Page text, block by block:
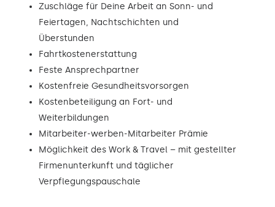
Zuschläge für Deine Arbeit an Sonn- und
Feiertagen, Nachtschichten und
Überstunden
Fahrtkostenerstattung
Feste Ansprechpartner
Kostenfreie Gesundheitsvorsorgen
Kostenbeteiligung an Fort- und
Weiterbildungen
Mitarbeiter-werben-Mitarbeiter Prämie
Möglichkeit des Work & Travel – mit gestellter
Firmenunterkunft und täglicher
Verpflegungspauschale